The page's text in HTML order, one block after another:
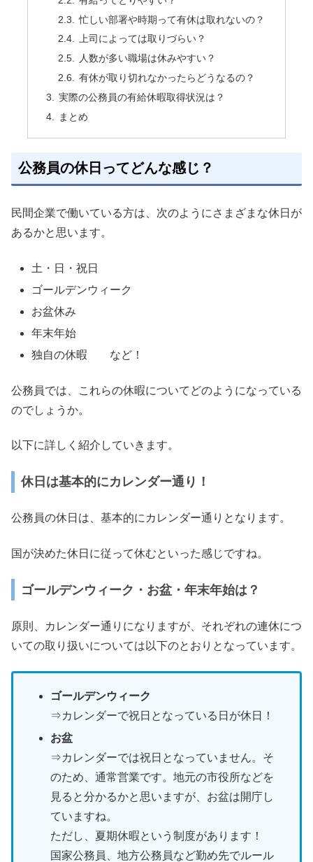
忙しい部署や時期って有休は取れないの？
上司によっては取りづらい？
人数が多い職場は休みやすい？
有休が取り切れなかったらどうなるの？
実際の公務員の有給休暇取得状況は？
まとめ
公務員の休日ってどんな感じ？
民間企業で働いている方は、次のようにさまざまな休日が
あるかと思います。
土・日・祝日
ゴールデンウィーク
お盆休み
年末年始
独自の休暇 など！
公務員では、これらの休暇についてどのようになっている
のでしょうか。
以下に詳しく紹介していきます。
休日は基本的にカレンダー通り！
公務員の休日は、基本的にカレンダー通りとなります。
国が決めた休日に従って休むといった感じですね。
ゴールデンウィーク・お盆・年末年始は？
原則、カレンダー通りになりますが、それぞれの連休につ
いての取り扱いについては以下のとおりとなっています。
ゴールデンウィーク
⇒カレンダーで祝日となっている日が休日！
お盆
⇒カレンダーでは祝日となっていません。そ
のため、通常営業です。地元の市役所などを
見ると分かるかと思いますが、お盆は開庁し
ていますね。
ただし、夏期休暇という制度があります！
国家公務員、地方公務員など勤め先でルール